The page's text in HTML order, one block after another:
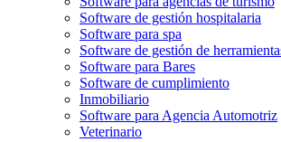
Software de gestión hospitalaria
Software para spa
Software de gestión de
Software para Bares
Software de cumplimiento
Inmobiliario
Software para Agencia Automotriz
Veterinario